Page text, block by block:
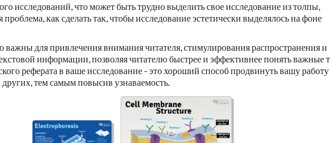
исследований, что может быть трудно выделить свое исследование из толпы,
проблема, как сделать так, чтобы исследование эстетически выделялось на фоне
для привлечения внимания читателя, стимулирования распространения и
информации, позволяя читателю быстрее и эффективнее понять важные
реферата в ваше исследование - это хороший способ продвинуть вашу
тем самым повысив узнаваемость.